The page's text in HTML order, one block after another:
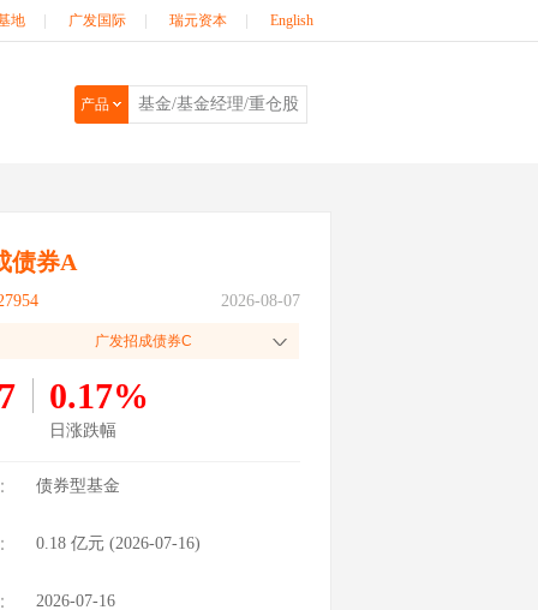
地 广发国际 瑞元资本 English
产品
债券A
2026-08-07
广发招成债券C
0.17%
日涨跌幅
债券型基金
0.18 亿元 (2026-07-16)
2026-07-16